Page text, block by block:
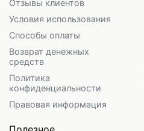
Отзывы клиентов
Условия использования
Способы оплаты
Возврат денежных
средств
Политика
конфиденциальности
Правовая информация